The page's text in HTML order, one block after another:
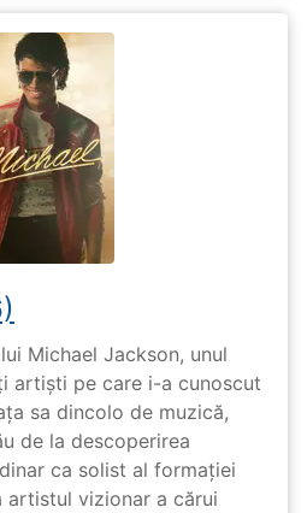
Michael Jackson, unul
artiști pe care i-a cunoscut
sa dincolo de muzică,
de la descoperirea
ca solist al formației
artistul vizionar a cărui